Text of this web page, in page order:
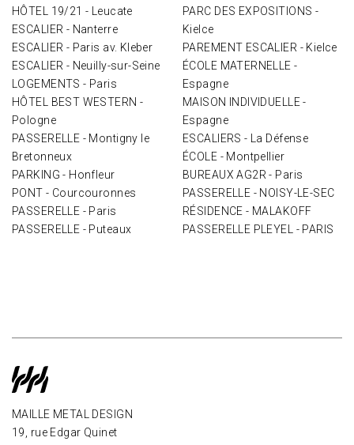
HÔTEL 19/21 - Leucate
ESCALIER - Nanterre
ESCALIER - Paris av. Kleber
ESCALIER - Neuilly-sur-Seine
LOGEMENTS - Paris
HÔTEL BEST WESTERN -
Pologne
PASSERELLE - Montigny le
Bretonneux
PARKING - Honfleur
PONT - Courcouronnes
PASSERELLE - Paris
PASSERELLE - Puteaux
PARC DES EXPOSITIONS -
Kielce
PAREMENT ESCALIER - Kielce
ÉCOLE MATERNELLE -
Espagne
MAISON INDIVIDUELLE -
Espagne
ESCALIERS - La Défense
ÉCOLE - Montpellier
BUREAUX AG2R - Paris
PASSERELLE - NOISY-LE-SEC
RÉSIDENCE - MALAKOFF
PASSERELLE PLEYEL - PARIS
MAILLE METAL DESIGN
19, rue Edgar Quinet